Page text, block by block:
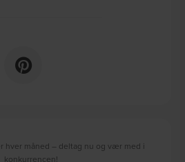
hver måned – deltag nu og vær med i
konkurrencen!